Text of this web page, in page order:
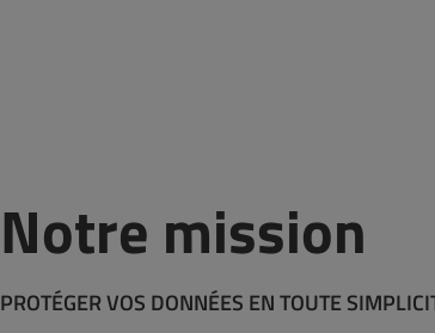
Notre mission
PROTÉGER VOS DONNÉES EN TOUTE